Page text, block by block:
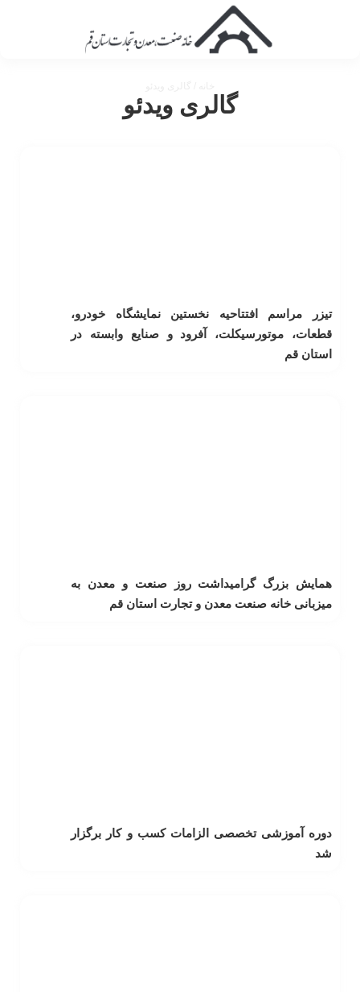
گالری ویدئو
تیزر مراسم افتتاحیه نخستین نمایشگاه خودرو،
قطعات، موتورسیکلت، آفرود و صنایع وابسته در
استان قم
همایش بزرگ گرامیداشت روز صنعت و معدن به
میزبانی خانه صنعت معدن و تجارت استان قم
دوره آموزشی تخصصی الزامات کسب و کار برگزار
شد